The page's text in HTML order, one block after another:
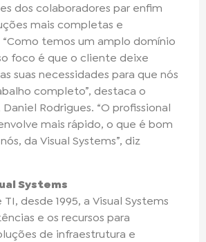
dos colaboradores par enfim
mais completas e
“Como temos um amplo domínio
foco é que o cliente deixe
suas necessidades para que nós
completo”, destaca o
Rodrigues. “O profissional
mais rápido, o que é bom
da Visual Systems”, diz
Systems
desde 1995, a Visual Systems
e os recursos para
de infraestrutura e